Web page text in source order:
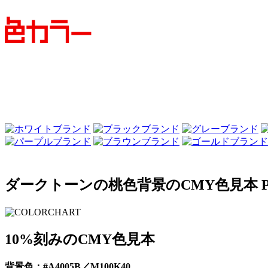
ダークトーンの桃色背景のCMY色見本
10%刻みのCMY色見本